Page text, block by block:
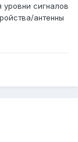
уровни сигналов
антенны